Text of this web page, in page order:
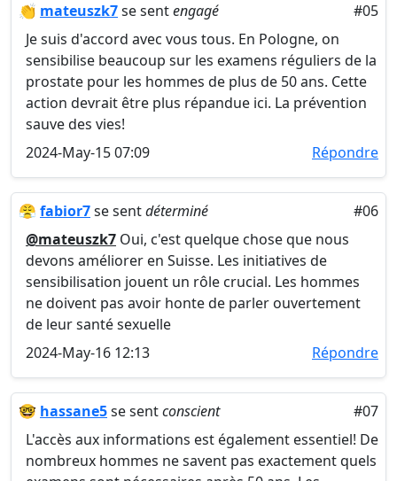
👏 mateuszk7se sentengagé
#05
Je suis d'accord avec vous tous. En Pologne, on
sensibilise beaucoup sur les examens réguliers de la
prostate pour les hommes de plus de 50 ans. Cette
action devrait être plus répandue ici. La prévention
sauve des vies!
2024-May-15 07:09
Répondre
😤 fabior7se sentdéterminé
#06
@mateuszk7 Oui, c'est quelque chose que nous
devons améliorer en Suisse. Les initiatives de
sensibilisation jouent un rôle crucial. Les hommes
ne doivent pas avoir honte de parler ouvertement
de leur santé sexuelle
2024-May-16 12:13
Répondre
🤓 hassane5se sentconscient
#07
L'accès aux informations est également essentiel! De
nombreux hommes ne savent pas exactement quels